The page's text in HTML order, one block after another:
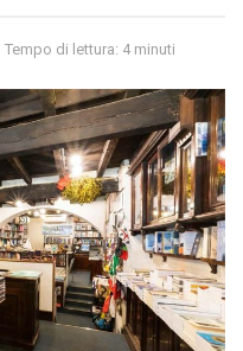
Tempo di lettura: 4 minuti